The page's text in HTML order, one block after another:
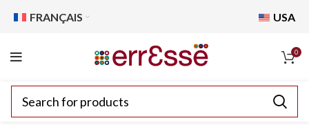
FRANÇAIS USA
0